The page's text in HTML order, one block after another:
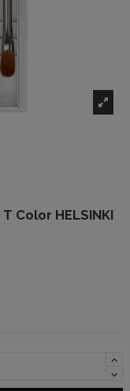
T Color HELSINKI